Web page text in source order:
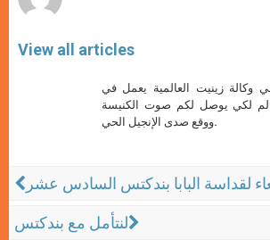
View all articles
وكالة زينيت العالمية يعمل في
لكي يوصل لكم صوت الكنيسة
ووقع صدى الإنجيل الحي.
لقداسة البابا بندكتس السادس عشر
لنتأمل مع بندكتس